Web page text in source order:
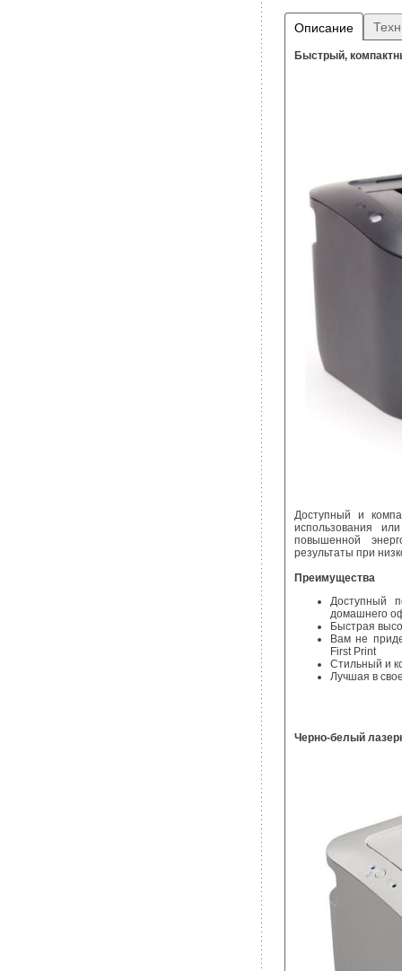
Описание
Быстрый,
Доступный и
использования
повышенной
результаты при
Преимущества
Доступный
домашнего
Быстрая
Вам не
First Print
Стильный и
Лучшая в
Черно-белый